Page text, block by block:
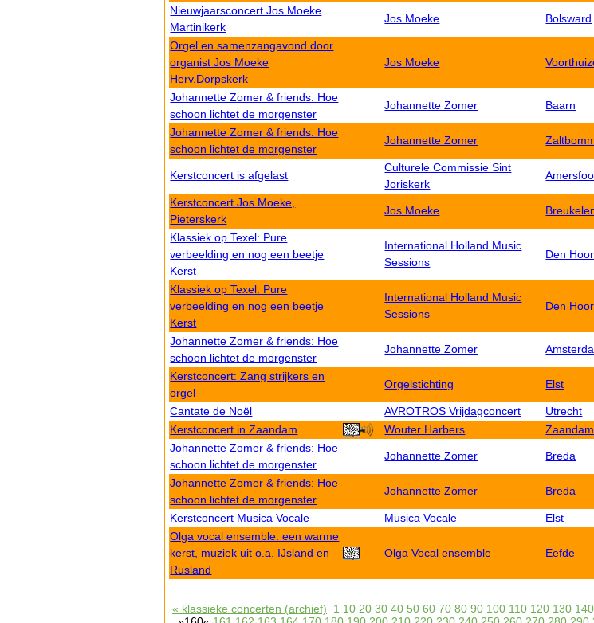
Nieuwjaarsconcert Jos Moeke
Martinikerk
Jos Moeke Bolsward
Orgel en samenzangavond door
organist Jos Moeke
Herv.Dorpskerk
Jos Moeke
Johannette Zomer & friends: Hoe
schoon lichtet de morgenster
Johannette Zomer Baarn
Johannette Zomer & friends: Hoe
schoon lichtet de morgenster
Johannette Zomer
Kerstconcert is afgelast
Culturele Commissie Sint
Joriskerk
Kerstconcert Jos Moeke,
Pieterskerk
Jos Moeke
Klassiek op Texel: Pure
verbeelding en nog een beetje
Kerst
International Holland Music
Sessions
Den
Klassiek op Texel: Pure
verbeelding en nog een beetje
Kerst
International Holland Music
Sessions
Den
Johannette Zomer & friends: Hoe
schoon lichtet de morgenster
Johannette Zomer
Kerstconcert: Zang strijkers en
orgel
Orgelstichting Elst
Cantate de Noël AVROTROS Vrijdagconcert Utrecht
Kerstconcert in Zaandam
Wouter Harbers Zaandam
Johannette Zomer & friends: Hoe
schoon lichtet de morgenster
Johannette Zomer Breda
Johannette Zomer & friends: Hoe
schoon lichtet de morgenster
Johannette Zomer Breda
Kerstconcert Musica Vocale Musica Vocale Elst
Olga vocal ensemble: een warme
kerst, muziek uit o.a. IJsland en
Rusland
Olga Vocal ensemble Eefde
« klassieke concerten (archief) 1 10 20 30 40 50 60 70 80 90 100 110 120 130 140